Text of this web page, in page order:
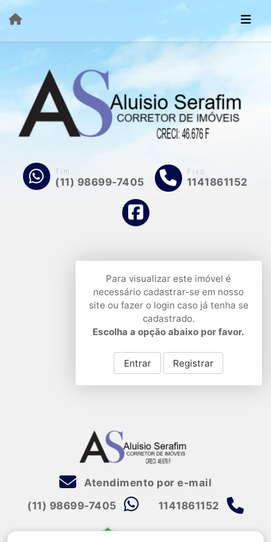
Tim
(11) 98699-7405
Fixo
1141861152
Para visualizar este imóvel é
necessário cadastrar-se em nosso
site ou fazer o login caso já tenha se
cadastrado.
Escolha a opção abaixo por favor.
Entrar Registrar
Atendimento por e-mail
(11) 98699-7405
1141861152